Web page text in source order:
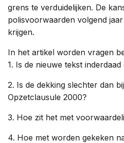
grens te verduidelijken. De
polisvoorwaarden volgend
krijgen.
In het artikel worden vragen
1. Is de nieuwe tekst inderdaad
2. Is de dekking slechter dan
Opzetclausule 2000?
3. Hoe zit het met
4. Hoe met worden gekeken